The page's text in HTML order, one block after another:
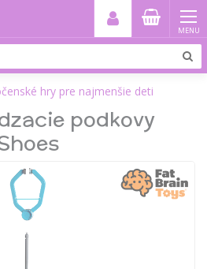
MENU
hry pre najmenšie deti
podkovy